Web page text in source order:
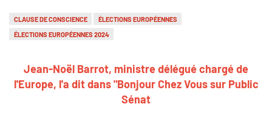
CLAUSE DE CONSCIENCE
ÉLECTIONS EUROPÉENNES
ÉLECTIONS EUROPÉENNES 2024
Jean-Noël Barrot, ministre délégué chargé de
l'Europe, l'a dit dans "Bonjour Chez Vous sur Public
Sénat